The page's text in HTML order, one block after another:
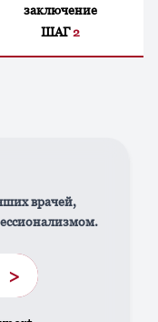
заключение
ШАГ2
врачей,
>